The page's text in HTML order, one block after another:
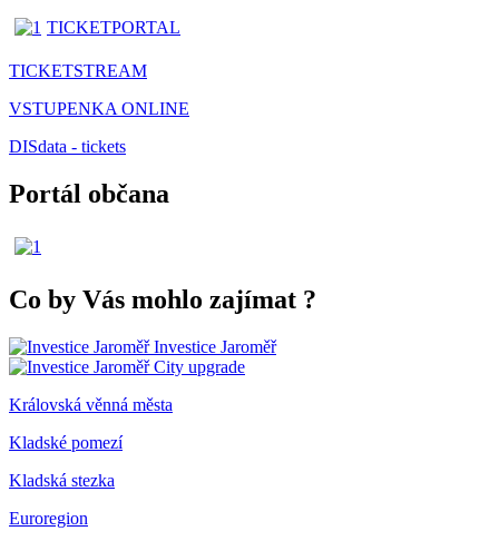
TICKETPORTAL
TICKETSTREAM
VSTUPENKA ONLINE
DISdata - tickets
Portál občana
Co by Vás mohlo zajímat ?
Investice Jaroměř
City upgrade
Královská věnná města
Kladské pomezí
Kladská stezka
Euroregion